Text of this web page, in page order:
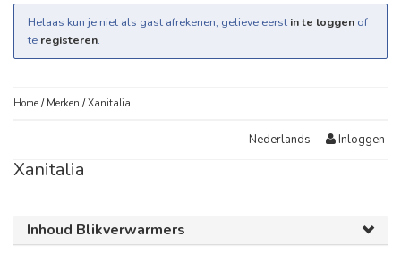
Helaas kun je niet als gast afrekenen, gelieve eerst in te loggen of
te registeren.
Home / Merken /Xanitalia
Nederlands Inloggen
Xanitalia
Inhoud Blikverwarmers